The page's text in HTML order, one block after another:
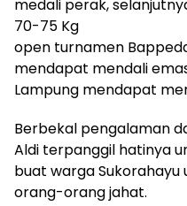
medali perak,
70-75 Kg
open turnamen
mendapat mendali
Lampung mendapat
Berbekal pengalaman
Aldi terpanggil hatinya
buat warga Sukorahayu
orang-orang jahat.